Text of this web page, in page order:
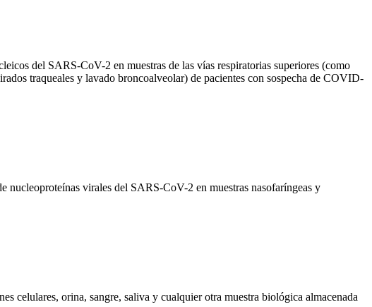
del SARS-CoV-2 en muestras de las vías respiratorias superiores (como
traqueales y lavado broncoalveolar) de pacientes con sospecha de COVID-
virales del SARS-CoV-2 en muestras nasofaríngeas y
celulares, orina, sangre, saliva y cualquier otra muestra biológica almacenada